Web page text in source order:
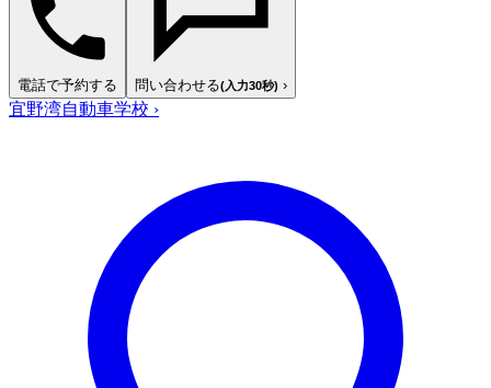
電話で予約する 問い合わせる(入力30秒) ›
宜野湾自動車学校 ›